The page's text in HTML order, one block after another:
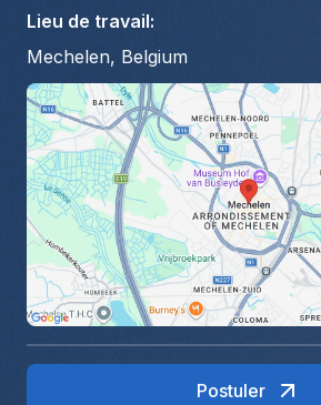
Lieu de travail:
Mechelen, Belgium
Postuler